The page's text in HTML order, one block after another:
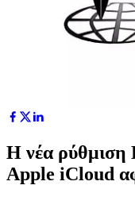
Η νέα ρύθμιση
Apple iCloud